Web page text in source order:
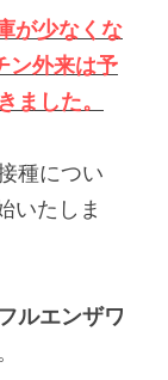
が少なくな
ン外来は予
ました。
種につい
いたしま
ルエンザワ